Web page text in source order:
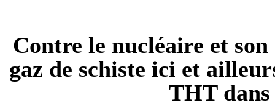
Contre le nucléaire et
gaz de schiste ici et
THT